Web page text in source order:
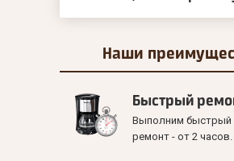
Наши
Быстрый
Выполним быстрый
ремонт - от 2 часов.